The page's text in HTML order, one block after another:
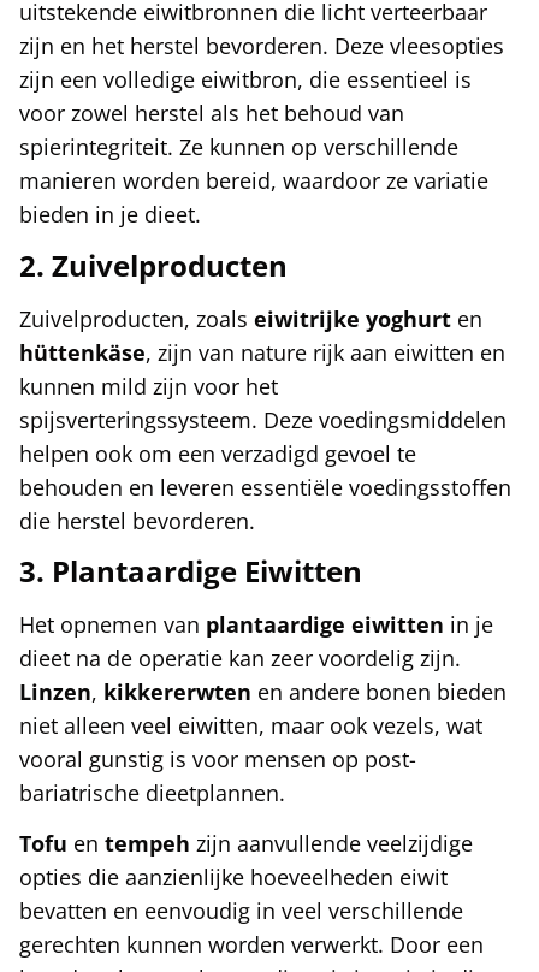
uitstekende eiwitbronnen die licht verteerbaar
zijn en het herstel bevorderen. Deze vleesopties
zijn een volledige eiwitbron, die essentieel is
voor zowel herstel als het behoud van
spierintegriteit. Ze kunnen op verschillende
manieren worden bereid, waardoor ze variatie
bieden in je dieet.
2. Zuivelproducten
Zuivelproducten, zoals eiwitrijke yoghurt en
hüttenkäse, zijn van nature rijk aan eiwitten en
kunnen mild zijn voor het
spijsverteringssysteem. Deze voedingsmiddelen
helpen ook om een verzadigd gevoel te
behouden en leveren essentiële voedingsstoffen
die herstel bevorderen.
3. Plantaardige Eiwitten
Het opnemen van plantaardige eiwitten in je
dieet na de operatie kan zeer voordelig zijn.
Linzen, kikkererwten en andere bonen bieden
niet alleen veel eiwitten, maar ook vezels, wat
vooral gunstig is voor mensen op post-
bariatrische dieetplannen.
Tofu en tempeh zijn aanvullende veelzijdige
opties die aanzienlijke hoeveelheden eiwit
bevatten en eenvoudig in veel verschillende
gerechten kunnen worden verwerkt. Door een